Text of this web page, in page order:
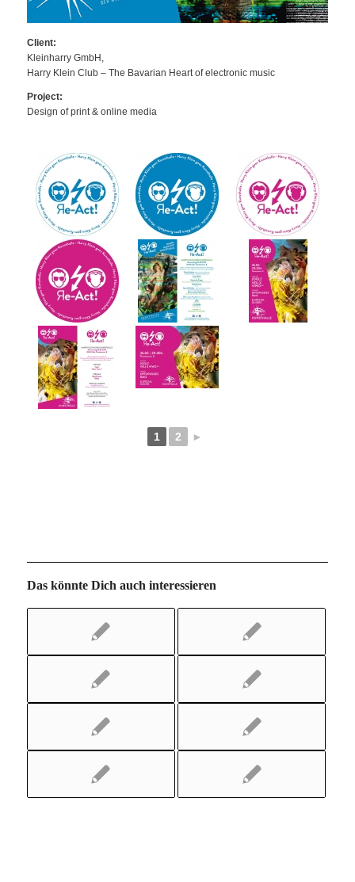
Client:
Kleinharry GmbH,
Harry Klein Club – The Bavarian Heart of electronic music
Project:
Design of print & online media
1 2 ►
Das könnte Dich auch interessieren